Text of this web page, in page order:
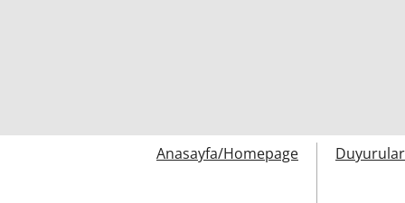
Anasayfa/Homepage